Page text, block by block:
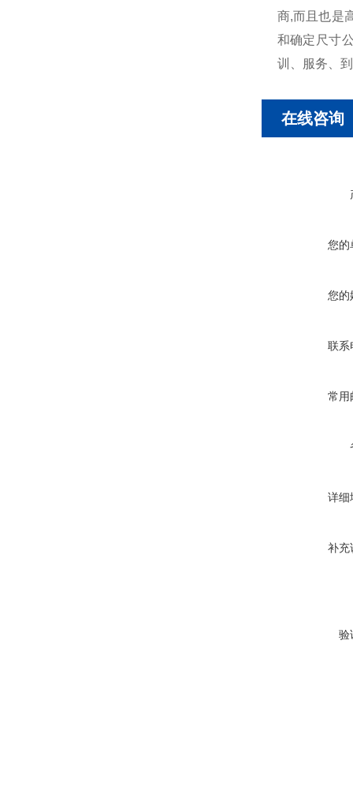
商,而且也是
和确定尺寸
训、服务、
在线咨询
您的
您的
联系
常用
详细
补充
验